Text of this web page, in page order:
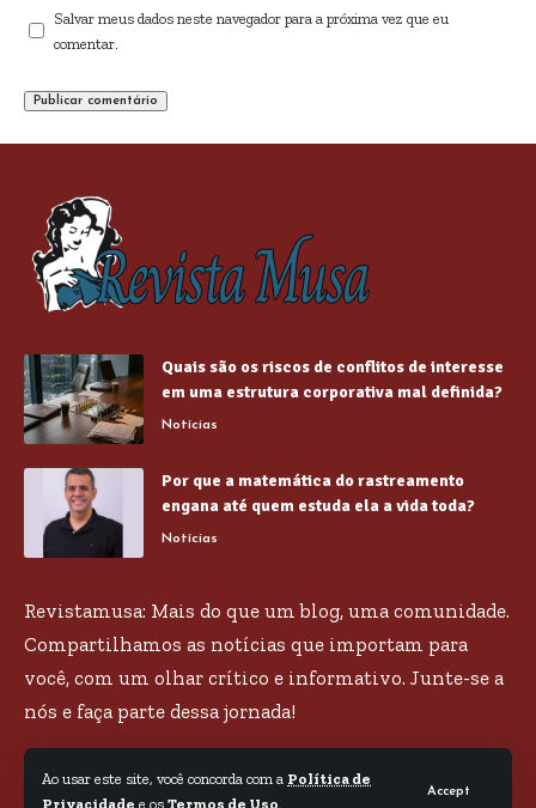
Ao usar este site, você concorda com a Política de
Privacidade e os Termos de Uso.
Accept
Salvar meus dados neste navegador para a próxima vez que eu
comentar.
Quais são os riscos de conflitos de interesse
em uma estrutura corporativa mal definida?
Notícias
Por que a matemática do rastreamento
engana até quem estuda ela a vida toda?
Notícias
Revistamusa: Mais do que um blog, uma comunidade.
Compartilhamos as notícias que importam para
você, com um olhar crítico e informativo. Junte-se a
nós e faça parte dessa jornada!